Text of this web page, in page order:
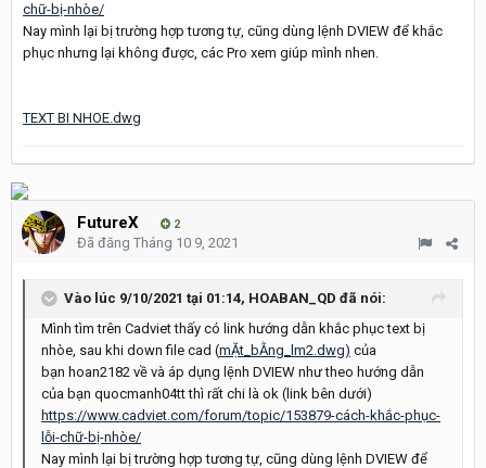
chữ-bị-nhòe/
Nay mình lại bị trường hợp tương tự, cũng dùng lệnh DVIEW để khắc
phục nhưng lại không được, các Pro xem giúp mình nhen.
TEXT BI NHOE.dwg
FutureX 2
Đã đăng Tháng 10 9, 2021
Vào lúc 9/10/2021 tại 01:14, HOABAN_QD đã nói:
Mình tìm trên Cadviet thấy có link hướng dẫn khắc phục text bị
nhòe, sau khi down file cad (mẶt_bẰng_lm2.dwg) của
bạn hoan2182 về và áp dụng lệnh DVIEW như theo hướng dẫn
của bạn quocmanh04tt thì rất chi là ok (link bên dưới)
https://www.cadviet.com/forum/topic/153879-cách-khắc-phục-
lỗi-chữ-bị-nhòe/
Nay mình lại bị trường hợp tương tự, cũng dùng lệnh DVIEW để